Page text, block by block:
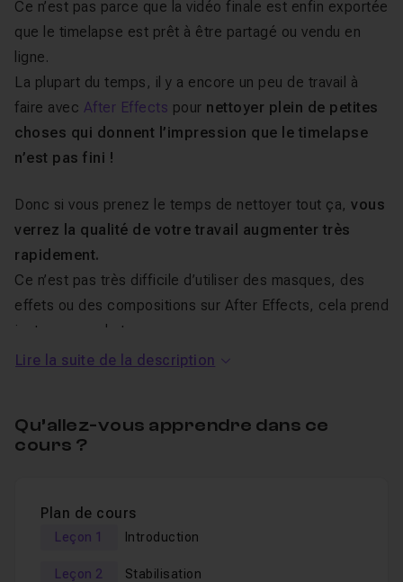
Ce n’est pas parce que la vidéo finale est enfin exportée
que le timelapse est prêt à être partagé ou vendu en
ligne.
La plupart du temps, il y a encore un peu de travail à
faire avec After Effects pour nettoyer plein de petites
choses qui donnent l’impression que le timelapse
n’est pas fini !
Donc si vous prenez le temps de nettoyer tout ça, vous
verrez la qualité de votre travail augmenter très
rapidement.
Ce n’est pas très difficile d’utiliser des masques, des
effets ou des compositions sur After Effects, cela prend
juste un peu de temps.
tuto Nettoyage Complet en
Dans ce cours en ligne et en vidéo
montrer qu’avec la bonne méthode,
timelapseprend en général quelques minutes
Lire la suite de la description
Qu’allez-vous apprendre dans ce
cours ?
Plan de cours
Leçon 1 Introduction
Leçon 2 Stabilisation